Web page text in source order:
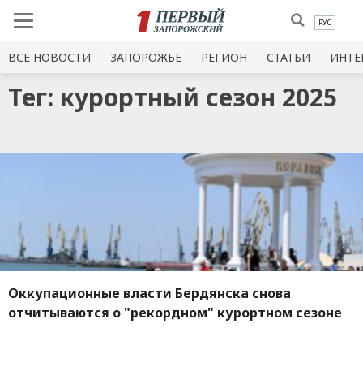
РУС
ВСЕ НОВОСТИ ЗАПОРОЖЬЕ РЕГИОН СТАТЬИ
Тег: курортный сезон 2025
Оккупационные власти Бердянска снова
отчитываются о "рекордном" курортном сезоне